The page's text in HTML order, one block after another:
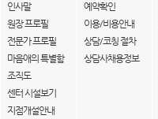
인사말
원장 프로필
전문가 프로필
마음애의 특별함
조직도
센터 시설보기
지점개설안내
예약확인
이용/비용안내
상담/코칭 절차
상담사채용정보